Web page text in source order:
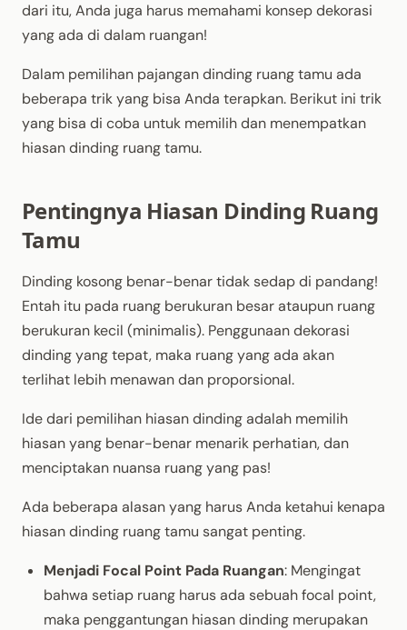
dari itu, Anda juga harus memahami konsep dekorasi
yang ada di dalam ruangan!
Dalam pemilihan pajangan dinding ruang tamu ada
beberapa trik yang bisa Anda terapkan. Berikut ini trik
yang bisa di coba untuk memilih dan menempatkan
hiasan dinding ruang tamu.
Pentingnya Hiasan Dinding Ruang
Tamu
Dinding kosong benar-benar tidak sedap di pandang!
Entah itu pada ruang berukuran besar ataupun ruang
berukuran kecil (minimalis). Penggunaan dekorasi
dinding yang tepat, maka ruang yang ada akan
terlihat lebih menawan dan proporsional.
Ide dari pemilihan hiasan dinding adalah memilih
hiasan yang benar-benar menarik perhatian, dan
menciptakan nuansa ruang yang pas!
Ada beberapa alasan yang harus Anda ketahui kenapa
hiasan dinding ruang tamu sangat penting.
Menjadi Focal Point Pada Ruangan: Mengingat
bahwa setiap ruang harus ada sebuah focal point,
maka penggantungan hiasan dinding merupakan